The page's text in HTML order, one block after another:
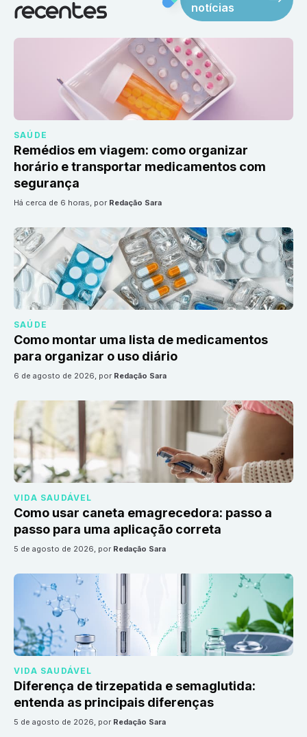
recentes
notícias
SAÚDE
Remédios em viagem: como organizar
horário e transportar medicamentos com
segurança
há cerca de 6 horas, por Redação Sara
SAÚDE
Como montar uma lista de medicamentos
para organizar o uso diário
6 de agosto de 2026, por Redação Sara
VIDA SAUDÁVEL
Como usar caneta emagrecedora: passo a
passo para uma aplicação correta
5 de agosto de 2026, por Redação Sara
VIDA SAUDÁVEL
Diferença de tirzepatida e semaglutida:
entenda as principais diferenças
5 de agosto de 2026, por Redação Sara